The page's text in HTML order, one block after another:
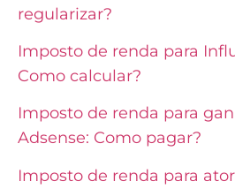
regularizar?
Imposto de renda para
Como calcular?
Imposto de renda para
Adsense: Como pagar?
Imposto de renda para